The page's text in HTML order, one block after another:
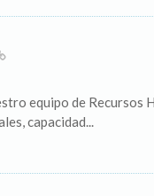
equipo de Recursos
capacidad...